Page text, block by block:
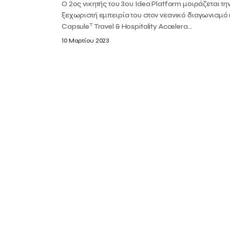
Ο 2ος νικητής του 3ου Idea Platform μοιράζεται
ξεχωριστή εμπειρία του στον νεανικό διαγωνισμό
CapsuleTTravel & Hospitality Accelera...
10 Μαρτίου 2023